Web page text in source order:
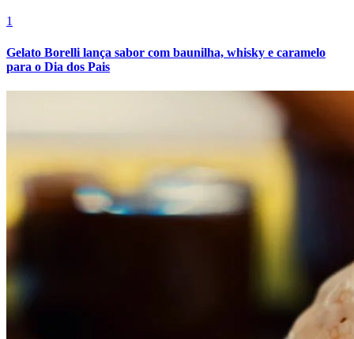
1
Gelato Borelli lança sabor com baunilha, whisky e caramelo
para o Dia dos Pais